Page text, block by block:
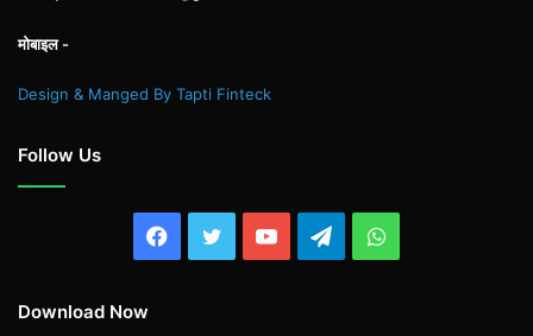
मोबाइल -
Design & Manged By Tapti Finteck
Follow Us
Facebook
TwitterYouTubeTelegramWhatsApp
Download Now